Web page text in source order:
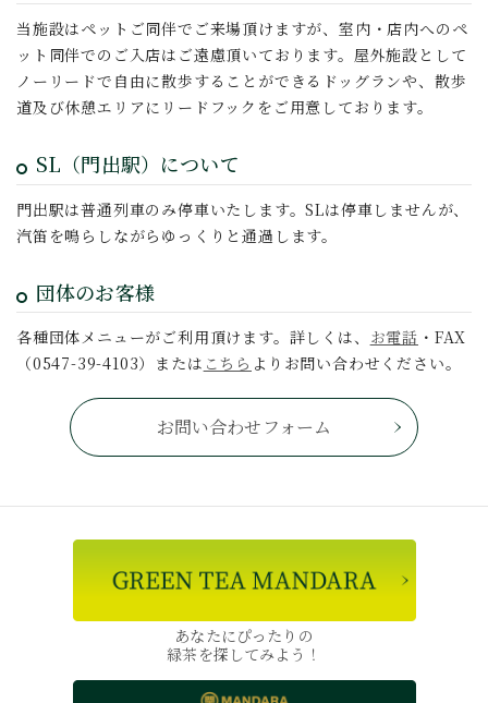
当施設はペットご同伴でご来場頂けますが、室内・店内へのペ
ット同伴でのご入店はご遠慮頂いております。屋外施設として
ノーリードで自由に散歩することができるドッグランや、散歩
道及び休憩エリアにリードフックをご用意しております。
SL（門出駅）について
門出駅は普通列車のみ停車いたします。SLは停車しませんが、
汽笛を鳴らしながらゆっくりと通過します。
団体のお客様
各種団体メニューがご利用頂けます。詳しくは、 お電話 ・FAX
（0547-39-4103）または こちら よりお問い合わせください。
お問い合わせフォーム
あなたにぴったりの
緑茶を探してみよう！